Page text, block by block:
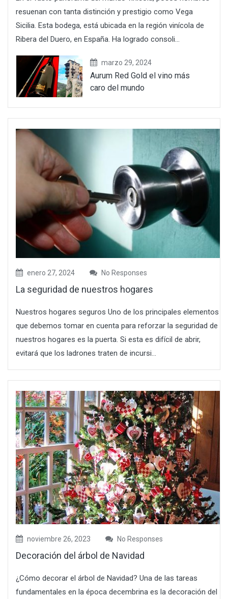
resuenan con tanta distinción y prestigio como Vega
Sicilia. Esta bodega, está ubicada en la región vinícola de
Ribera del Duero, en España. Ha logrado consoli...
marzo 29, 2024
Aurum Red Gold el vino más
caro del mundo
enero 27, 2024 No Responses
La seguridad de nuestros hogares
Nuestros hogares seguros Uno de los principales elementos
que debemos tomar en cuenta para reforzar la seguridad de
nuestros hogares es la puerta. Si esta es difícil de abrir,
evitará que los ladrones traten de incursi...
noviembre 26, 2023 No Responses
Decoración del árbol de Navidad
¿Cómo decorar el árbol de Navidad? Una de las tareas
fundamentales en la época decembrina es la decoración del